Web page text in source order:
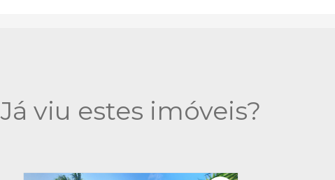
Já viu estes imóveis?